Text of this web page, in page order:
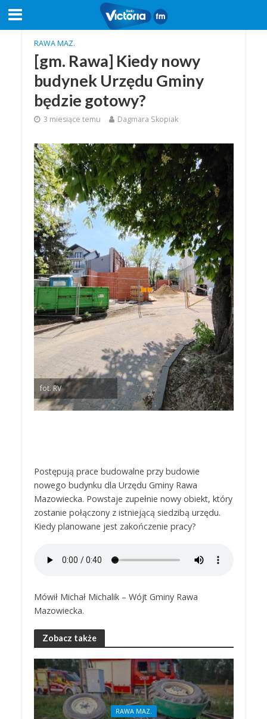
RAWA MAZ.
[gm. Rawa] Kiedy nowy
budynek Urzędu Gminy
będzie gotowy?
3 miesiące temu Dagmara Skopiak
fot. RV
Postępują prace budowalne przy budowie
nowego budynku dla Urzędu Gminy Rawa
Mazowiecka. Powstaje zupełnie nowy obiekt, który
zostanie połączony z istniejącą siedzibą urzędu.
Kiedy planowane jest zakończenie pracy?
Mówił Michał Michalik – Wójt Gminy Rawa
Mazowiecka.
Zobacz także
RAWA MAZ.